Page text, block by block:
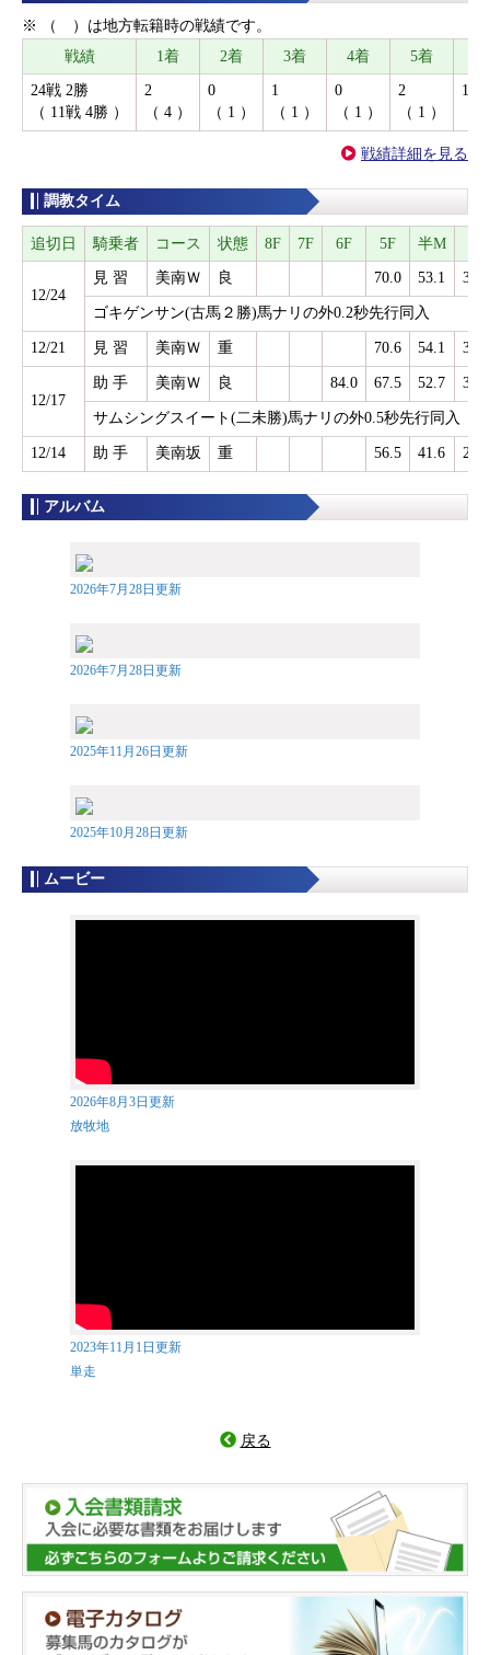
※ （ ）は地方転籍時の戦績です。
戦績
1着 2着 3着 4着 5着
24戦 2勝
（ 11戦 4勝 ）
2
（ 4 ）
0
（ 1 ）
1
（ 1 ）
0
（ 1 ）
2
（ 1 ）
19
戦績詳細を見る
調教タイム
追切日 騎乗者 コース 状態 8F 7F 6F 5F 半M
12/24
見 習 美南Ｗ 良 70.0 53.1 37.9
ゴキゲンサン(古馬２勝)馬ナリの外0.2秒先行同入
12/21 見 習 美南Ｗ 重 70.6 54.1 38.6
12/17
助 手 美南Ｗ 良 84.0 67.5 52.7 37.8
サムシングスイート(二未勝)馬ナリの外0.5秒先行同入
12/14 助 手 美南坂 重 56.5 41.6 27.3
アルバム
2026年7月28日更新
2026年7月28日更新
2025年11月26日更新
2025年10月28日更新
ムービー
2026年8月3日更新
放牧地
2023年11月1日更新
単走
戻る